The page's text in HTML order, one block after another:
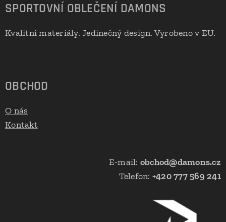
SPORTOVNÍ OBLEČENÍ DAMONS
Kvalitní materiály. Jedinečný design. Vyrobeno v EU.
OBCHOD
O nás
Kontakt
E-mail: obchod@damons.cz
Telefon: +420 777 569 241